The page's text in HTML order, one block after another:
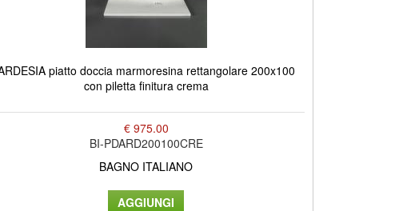
piatto doccia marmoresina rettangolare 200x100
con piletta finitura crema
€ 975.00
BI-PDARD200100CRE
BAGNO ITALIANO